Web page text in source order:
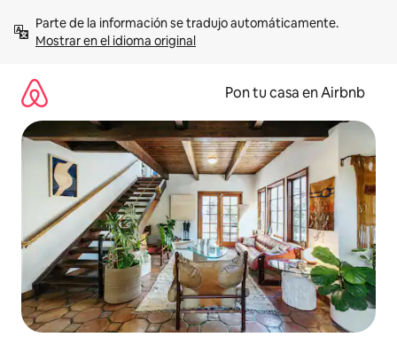
contenidoMostrar en el idioma original
Pon tu casa en Airbnb